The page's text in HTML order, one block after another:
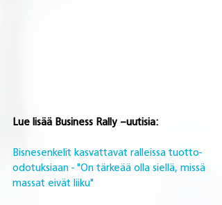
Lue lisää Business Rally –uutisia:
Bisnesenkelit kasvattavat ralleissa tuotto-
odotuksiaan - "On tärkeää olla siellä, missä
massat eivät liiku"